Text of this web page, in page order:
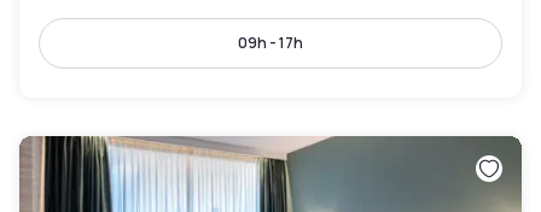
09h - 17h